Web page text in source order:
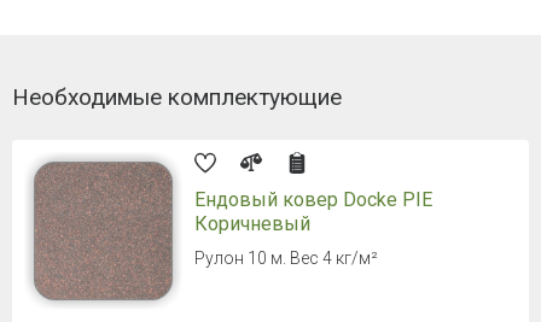
Необходимые комплектующие
Ендовый ковер Docke PIE
Коричневый
Рулон 10 м. Вес 4 кг/м²